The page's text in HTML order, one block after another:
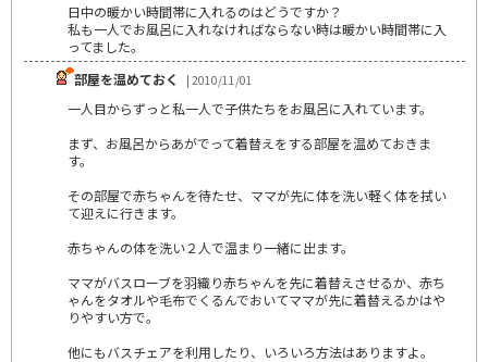
日中の暖かい時間帯に入れるのはどうですか？
私も一人でお風呂に入れなければならない時は暖かい時間帯に入
ってました。
部屋を温めておく
| 2010/11/01
一人目からずっと私一人で子供たちをお風呂に入れています。
まず、お風呂からあがでって着替えをする部屋を温めておきま
す。
その部屋で赤ちゃんを待たせ、ママが先に体を洗い軽く体を拭い
て迎えに行きます。
赤ちゃんの体を洗い２人で温まり一緒に出ます。
ママがバスローブを羽織り赤ちゃんを先に着替えさせるか、赤ち
ゃんをタオルや毛布でくるんでおいてママが先に着替えるかはや
りやすい方で。
他にもバスチェアを利用したり、いろいろ方法はありますよ。